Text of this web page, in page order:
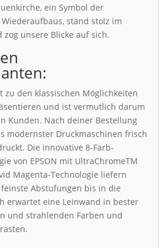
ein Symbol der
stand stolz im
zog unsere Blicke auf sich.
zu den klassischen Möglichkeiten
und ist vermutlich darum
Kunden. Nach deiner Bestellung
modernster Druckmaschinen frisch
Die innovative 8-Farb-
von EPSON mit UltraChromeTM
Magenta-Technologie liefern
Abstufungen bis in die
erwartet eine Leinwand in bester
und strahlenden Farben und